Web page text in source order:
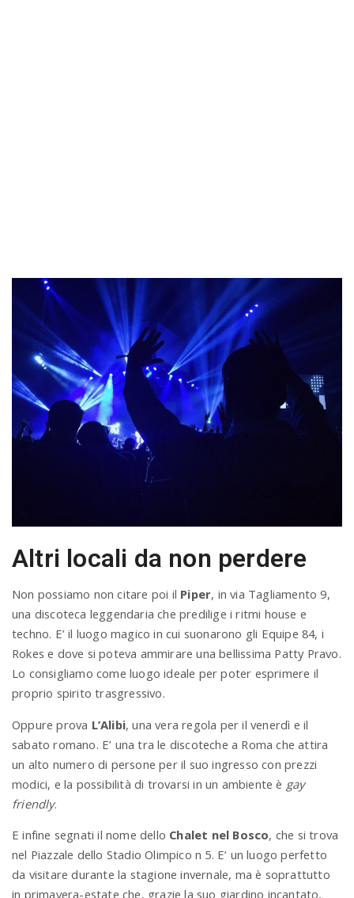
Altri locali da non perdere
Non possiamo non citare poi il Piper, in via Tagliamento 9,
una discoteca leggendaria che predilige i ritmi house e
techno. E’ il luogo magico in cui suonarono gli Equipe 84, i
Rokes e dove si poteva ammirare una bellissima Patty Pravo.
Lo consigliamo come luogo ideale per poter esprimere il
proprio spirito trasgressivo.
Oppure prova L’Alibi, una vera regola per il venerdì e il
sabato romano. E’ una tra le discoteche a Roma che attira
un alto numero di persone per il suo ingresso con prezzi
modici, e la possibilità di trovarsi in un ambiente è gay
friendly.
E infine segnati il nome dello Chalet nel Bosco, che si trova
nel Piazzale dello Stadio Olimpico n 5. E’ un luogo perfetto
da visitare durante la stagione invernale, ma è soprattutto
in primavera-estate che, grazie la suo giardino incantato,